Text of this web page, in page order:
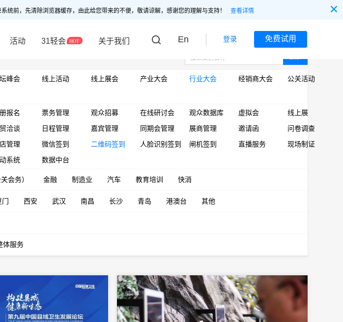
前，先清除浏览器缓存，由此给您带来的不便，敬请谅解，感谢您的理解与支持！ 查看详情
活动 31轻会 关于我们 En 登录 免费试用
峰会 线上活动 线上展会 产业大会 行业大会 经销商大会
公关活动
报名 票务管理 观众招募 在线研讨会 观众数据库 虚拟会
线上展
洽谈 日程管理 嘉宾管理 同期会管理 展商管理 邀请函
问卷调查
管理 微信签到 二维码签到 人脸识别签到 闸机签到 直播服务
现场制证
系统 数据中台
会务） 金融 制造业 汽车 教育培训 快消
门 西安 武汉 南昌 长沙 青岛 港澳台 其他
体服务